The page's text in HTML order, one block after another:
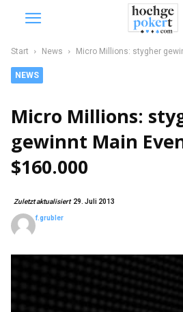
Start News Micro Millions: stygher
NEWS
Micro Millions:
gewinnt Main
$160.000
Zuletzt aktualisiert 29. Juli 2013
f.grubler